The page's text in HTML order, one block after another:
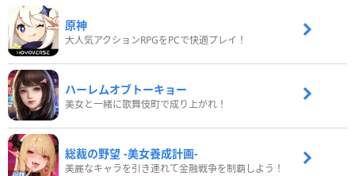
原神
大人気アクションRPGをPCで快適プレイ！
ハーレムオブトーキョー
美女と一緒に歌舞伎町で成り上がれ！
総裁の野望 -美女養成計画-
美麗なキャラを引き連れて金融戦争を制覇しよう！